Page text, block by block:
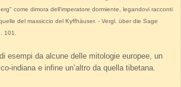
come dimora dell'imperatore dormiente, legandovi racconti
del massiccio del Kyffhäuser. - Vergl. über die Sage
101.
esempi da alcune delle mitologie europee, un
indiana e infine un’altro da quella tibetana.